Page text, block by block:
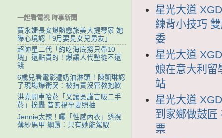
星光大道
練背小技巧
委
星光大道
娘在意大利留
站
星光大道
到家鄉做鼓匠
票
一起看電視 時事新聞
賈永婕長女爆熱戀旅美大提琴家 她
曝心境認「9月要見女兒男友」
超帥星二代「約吃海底撈只帶10
塊」還點貴的！爆讓人代墊從不還
錢
6歲兒看電影遭奶油淋頭！陳凱琳認
了現場爆衝突：被指責沒管教抱歉
洪堯開車哈菸「又讓吳謹言吸二手
菸」挨轟 昔無視孕妻照抽
Jennie太辣！曬「性感內衣」透視
薄紗馬甲 網讚：只有她能駕馭